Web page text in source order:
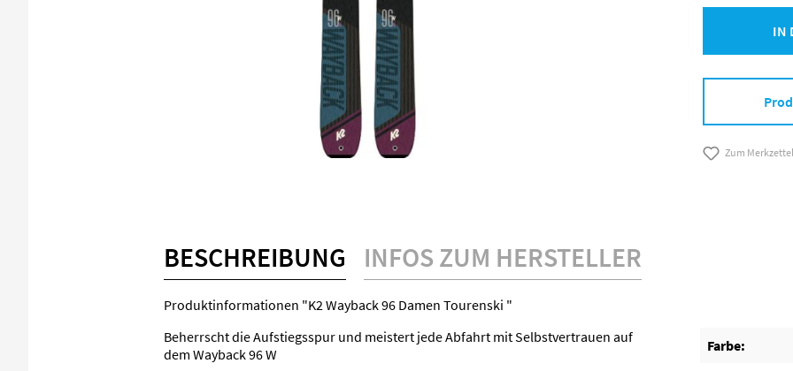
IN
Zum
BESCHREIBUNG INFOS ZUM HERSTELLER
Produktinformationen "K2 Wayback 96 Damen Tourenski "
Beherrscht die Aufstiegsspur und meistert jede Abfahrt mit Selbstvertrauen auf
dem Wayback 96 W
Farbe: